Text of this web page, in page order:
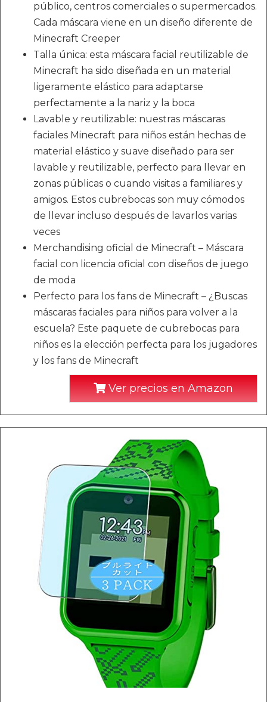
público, centros comerciales o supermercados.
Cada máscara viene en un diseño diferente de
Minecraft Creeper
Talla única: esta máscara facial reutilizable de
Minecraft ha sido diseñada en un material
ligeramente elástico para adaptarse
perfectamente a la nariz y la boca
Lavable y reutilizable: nuestras máscaras
faciales Minecraft para niños están hechas de
material elástico y suave diseñado para ser
lavable y reutilizable, perfecto para llevar en
zonas públicas o cuando visitas a familiares y
amigos. Estos cubrebocas son muy cómodos
de llevar incluso después de lavarlos varias
veces
Merchandising oficial de Minecraft – Máscara
facial con licencia oficial con diseños de juego
de moda
Perfecto para los fans de Minecraft – ¿Buscas
máscaras faciales para niños para volver a la
escuela? Este paquete de cubrebocas para
niños es la elección perfecta para los jugadores
y los fans de Minecraft
Ver precios en Amazon